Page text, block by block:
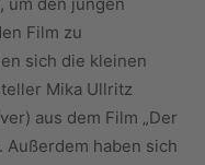
Film zu
sich die kleinen
Mika Ullritz
aus dem Film „Der
Außerdem haben sich